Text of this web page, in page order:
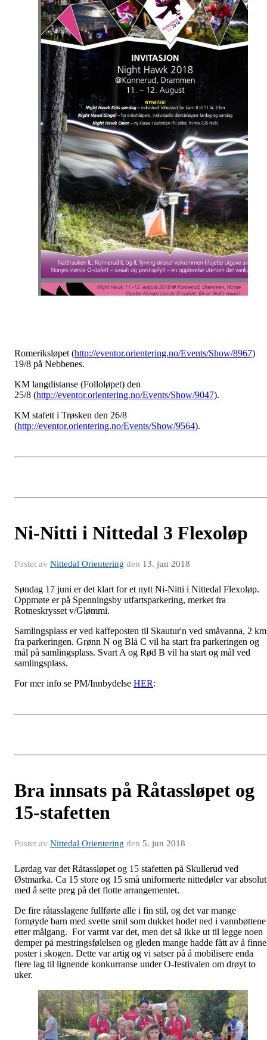
Romeriksløpet (http://eventor.orientering.no/Events/Show/8967)
19/8 på Nebbenes.
KM langdistanse (Folloløpet) den
25/8 (http://eventor.orientering.no/Events/Show/9047).
KM stafett i Trøsken den 26/8
(http://eventor.orientering.no/Events/Show/9564).
Ni-Nitti i Nittedal 3 Flexoløp
Postet av Nittedal Orientering den 13. jun 2018
Søndag 17 juni er det klart for et nytt Ni-Nitti i Nittedal Flexoløp.
Oppmøte er på Spenningsby utfartsparkering, merket fra
Rotneskrysset v/Glømmi.
Samlingsplass er ved kaffeposten til Skautur'n ved småvanna, 2 km
fra parkeringen. Grønn N og Blå C vil ha start fra parkeringen og
mål på samlingsplass. Svart A og Rød B vil ha start og mål ved
samlingsplass.
For mer info se PM/Innbydelse HER:
Bra innsats på Råtassløpet og
15-stafetten
Postet av Nittedal Orientering den 5. jun 2018
Lørdag var det Råtassløpet og 15 stafetten på Skullerud ved
Østmarka. Ca 15 store og 15 små uniformerte nittedøler var
med å sette preg på det flotte arrangementet.
De fire råtasslagene fullførte alle i fin stil, og det var mange
fornøyde barn med svette smil som dukket hodet ned i vannbøttene
etter målgang. For varmt var det, men det så ikke ut til legge noen
demper på mestringsfølelsen og gleden mange hadde fått av å finne
poster i skogen. Dette var artig og vi satser på å mobilisere enda
flere lag til lignende konkurranse under O-festivalen om drøyt to
uker.